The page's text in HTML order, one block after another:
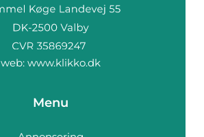
web: www.klikko.dk
Menu